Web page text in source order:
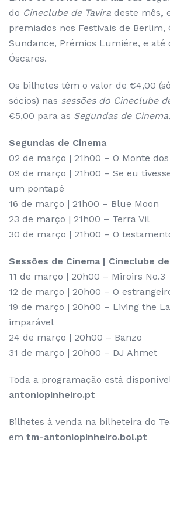
do Cineclube de Tavira deste mês,
premiados nos Festivais de Berlim,
Sundance, Prémios Lumiére, e até
Óscares.
Os bilhetes têm o valor de €4,00
sócios) nas sessões do Cineclube
€5,00 para as Segundas de Cinema.
Segundas de Cinema
02 de março | 21h00 – O Monte dos
09 de março | 21h00 – Se eu
um pontapé
16 de março | 21h00 – Blue Moon
23 de março | 21h00 – Terra Vil
30 de março | 21h00 – O
Sessões de Cinema | Cineclube
11 de março | 20h00 – Miroirs No.3
12 de março | 20h00 – O
19 de março | 20h00 – Living the
imparável
24 de março | 20h00 – Banzo
31 de março | 20h00 – DJ Ahmet
Toda a programação está
antoniopinheiro.pt
Bilhetes à venda na bilheteira do
em tm-antoniopinheiro.bol.pt